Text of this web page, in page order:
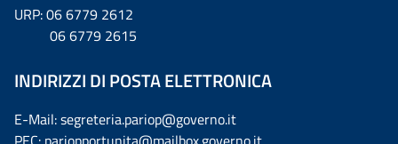
URP: 06 6779 2612
06 6779 2615
INDIRIZZI DI POSTA ELETTRONICA
E-Mail: segreteria.pariop@governo.it